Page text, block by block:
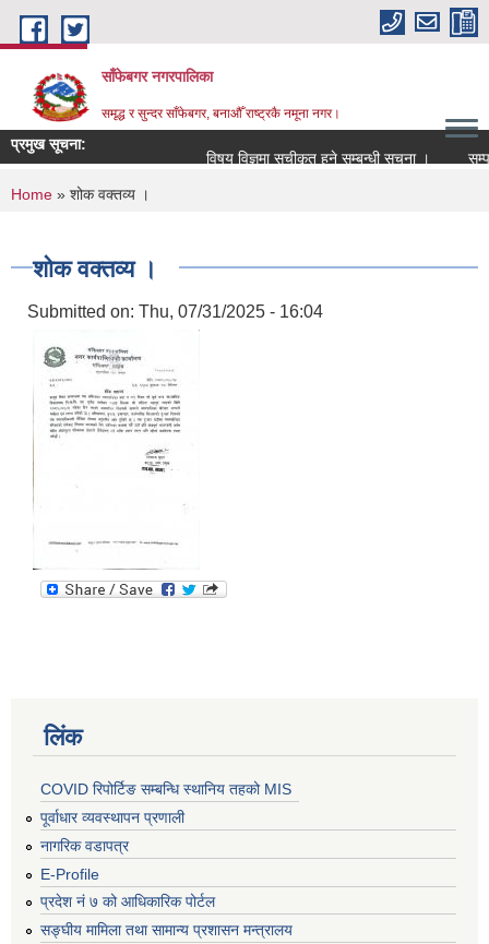
Skip to main content
साँफेबगर नगरपालिका
समृद्ध र सुन्दर साँफेबगर, बनाऔँ राष्ट्रकै नमूना नगर।
प्रमुख सूचना:
विषय विज्ञमा सुचीकृत हुने सम्बन्धी सूचना ।
You are here
Home » शोक वक्तव्य ।
शोक वक्तव्य ।
Submitted on: Thu, 07/31/2025 - 16:04
लिंक
COVID रिपोर्टिङ सम्बन्धि स्थानिय तहको MIS
पूर्वाधार व्यवस्थापन प्रणाली
नागरिक वडापत्र
E-Profile
प्रदेश नं ७ को आधिकारिक पोर्टल
सङ्घीय मामिला तथा सामान्य प्रशासन मन्त्रालय